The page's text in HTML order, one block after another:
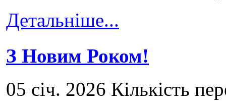
Детальніше...
З Новим Роком!
05 січ. 2026 Кількість